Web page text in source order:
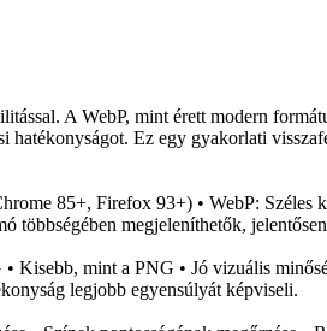
A WebP, mint érett modern
Ez egy gyakorlati
85+, Firefox 93+) • WebP:
megjeleníthetők,
mint a PNG • Jó vizuális
legjobb egyensúlyát képviseli.